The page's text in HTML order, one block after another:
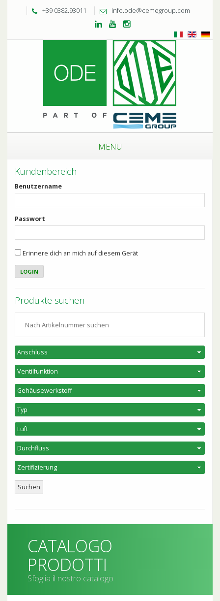
+39 0382.93011 info.ode@cemegroup.com
MENU
Kundenbereich
Benutzername
Passwort
Erinnere dich an mich auf diesem Gerät
Produkte suchen
CATALOGO
PRODOTTI
Sfoglia il nostro catalogo